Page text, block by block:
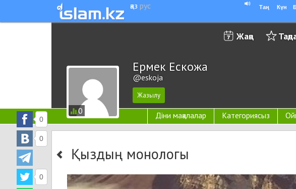
қаз рус Таң Күн
Жаңа
0
Ермек Ескожа
@eskoja
Діни мақалалар Категориясыз
Қыздың монологы
0
0
0